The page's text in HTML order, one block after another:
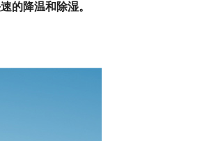
的降温和除湿。